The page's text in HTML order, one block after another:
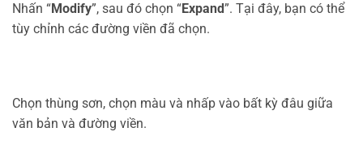
Nhấn “Modify”, sau đó chọn “Expand”. Tại đây, bạn có thể
tùy chỉnh các đường viền đã chọn.
Chọn thùng sơn, chọn màu và nhấp vào bất kỳ đâu giữa
văn bản và đường viền.